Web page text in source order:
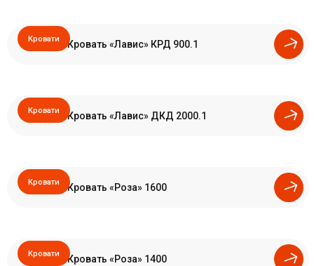
Кровати Кровать «Лавис» КРД 900.1
Кровати Кровать «Лавис» ДКД 2000.1
Кровати Кровать «Роза» 1600
Кровати Кровать «Роза» 1400